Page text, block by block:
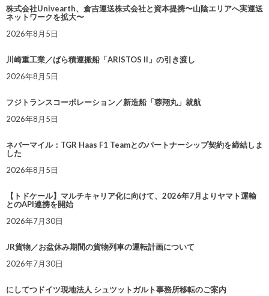
株式会社Univearth、倉吉運送株式会社と資本提携〜山陰エリアへ実運送
ネットワークを拡大〜
2026年8月5日
川崎重工業／ばら積運搬船「ARISTOS II」の引き渡し
2026年8月5日
フジトランスコーポレーション／新造船「蓉翔丸」就航
2026年8月5日
ネバーマイル：TGR Haas F1 Teamとのパートナーシップ契約を締結しま
した
2026年8月5日
【トドケール】マルチキャリア化に向けて、2026年7月よりヤマト運輸
とのAPI連携を開始
2026年7月30日
JR貨物／お盆休み期間の貨物列車の運転計画について
2026年7月30日
にしてつドイツ現地法人 シュツットガルト事務所移転のご案内